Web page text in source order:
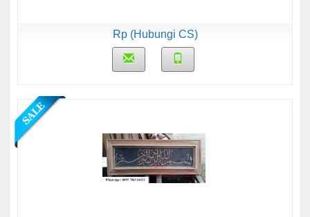
Rp (Hubungi CS)